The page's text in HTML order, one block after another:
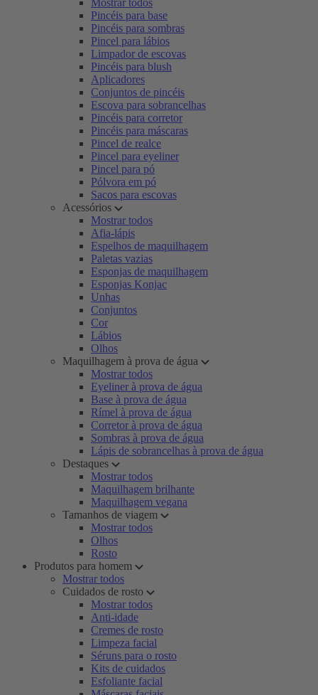
Mostrar todos
Pincéis para base
Pincéis para sombras
Pincel para lábios
Limpador de escovas
Pincéis para blush
Aplicadores
Conjuntos de pincéis
Escova para sobrancelhas
Pincéis para corretor
Pincéis para máscaras
Pincel de realce
Pincel para eyeliner
Pincel para pó
Pólvora em pó
Sacos para escovas
Acessórios
Mostrar todos
Afia-lápis
Espelhos de maquilhagem
Paletas vazias
Esponjas de maquilhagem
Esponjas Konjac
Unhas
Conjuntos
Cor
Lábios
Olhos
Maquilhagem à prova de água
Mostrar todos
Eyeliner à prova de água
Base à prova de água
Rímel à prova de água
Corretor à prova de água
Sombras à prova de água
Lápis de sobrancelhas à prova de água
Destaques
Mostrar todos
Maquilhagem brilhante
Maquilhagem vegana
Tamanhos de viagem
Mostrar todos
Olhos
Rosto
Produtos para homem
Mostrar todos
Cuidados de rosto
Mostrar todos
Anti-idade
Cremes de rosto
Limpeza facial
Séruns para o rosto
Kits de cuidados
Esfoliante facial